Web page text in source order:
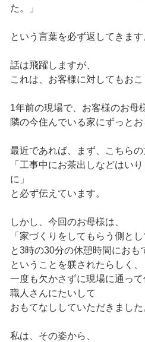
た。」
という言葉を必ず返してきます
話は飛躍しますが、
これは、お客様に対してもおこ
1年前の現場で、お客様のお母
隣の今住んでいる家にずっとお
最近であれば、まず、こちらの
「工事中にお茶出しなどはい
に」
と必ず伝えています。
しかし、今回のお母様は、
「家づくりをしてもらう側と
と3時の30分の休憩時間におも
ということを躾されたらしく、
一度も欠かさずに現場に通っ
職人さんにたいして
おもてなししていただきました
私は、その姿から、